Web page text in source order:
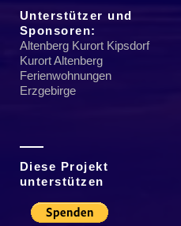
Unterstützer und
Sponsoren:
Altenberg Kurort Kipsdorf
Kurort Altenberg
Ferienwohnungen
Erzgebirge
Diese Projekt
unterstützen